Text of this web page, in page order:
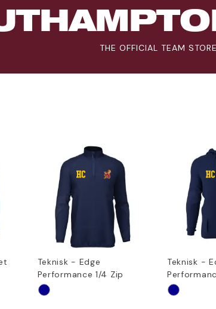
THE OFFICIAL TEAM STORE
Teknisk - Edge
Performance 1/4 Zip
Teknisk -